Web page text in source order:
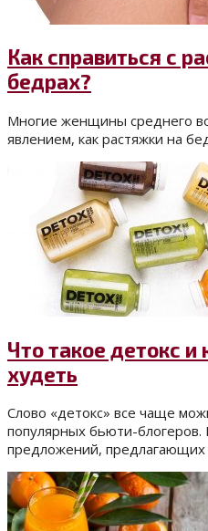
Как справиться с
бедрах?
Многие женщины среднего
явлением, как растяжки на
Что такое детокс и
худеть
Слово «детокс» все чаще
популярных бьюти-блогеров.
предложений, предлагающих